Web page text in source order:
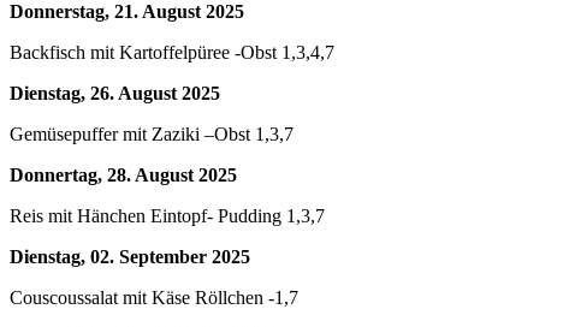
Donnerstag, 21. August 2025
Backfisch mit Kartoffelpüree -Obst 1,3,4,7
Dienstag, 26. August 2025
Gemüsepuffer mit Zaziki –Obst 1,3,7
Donnertag, 28. August 2025
Reis mit Hänchen Eintopf- Pudding 1,3,7
Dienstag, 02. September 2025
Couscoussalat mit Käse Röllchen -1,7